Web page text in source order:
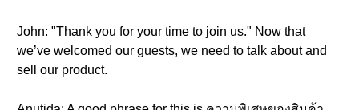
John: "Thank you for your time to join us." Now that
we’ve welcomed our guests, we need to talk about and
sell our product.